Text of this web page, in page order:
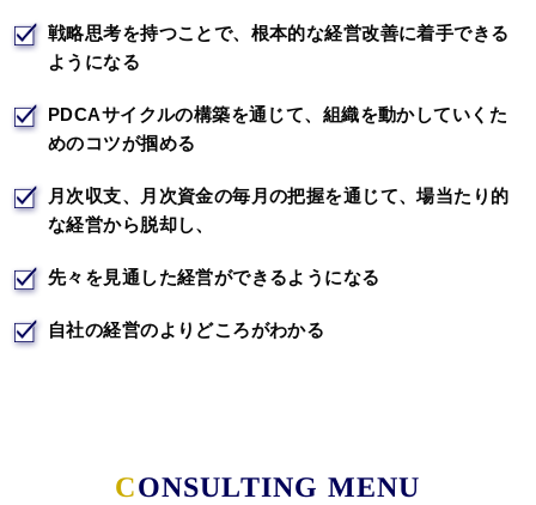
戦略思考を持つことで、根本的な経営改善に着手できる
ようになる
PDCAサイクルの構築を通じて、組織を動かしていくた
めのコツが掴める
月次収支、月次資金の毎月の把握を通じて、場当たり的
な経営から脱却し、
先々を見通した経営ができるようになる
自社の経営のよりどころがわかる
CONSULTING MENU